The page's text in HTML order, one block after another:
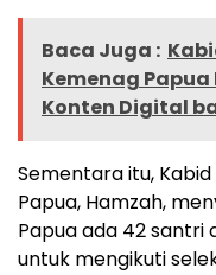
Baca Juga :
Kemenag
Konten Digital
Sementara itu,
Papua, Hamzah,
Papua ada 42
untuk mengikuti